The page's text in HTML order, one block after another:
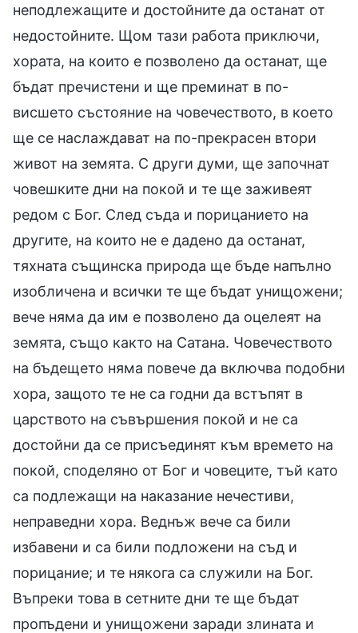
неподлежащите и достойните да останат от
недостойните. Щом тази работа приключи,
хората, на които е позволено да останат, ще
бъдат пречистени и ще преминат в по-
висшето състояние на човечеството, в което
ще се наслаждават на по-прекрасен втори
живот на земята. С други думи, ще започнат
човешките дни на покой и те ще заживеят
редом с Бог. След съда и порицанието на
другите, на които не е дадено да останат,
тяхната същинска природа ще бъде напълно
изобличена и всички те ще бъдат унищожени;
вече няма да им е позволено да оцелеят на
земята, също както на Сатана. Човечеството
на бъдещето няма повече да включва подобни
хора, защото те не са годни да встъпят в
царството на съвършения покой и не са
достойни да се присъединят към времето на
покой, споделяно от Бог и човеците, тъй като
са подлежащи на наказание нечестиви,
неправедни хора. Веднъж вече са били
избавени и са били подложени на съд и
порицание; и те някога са служили на Бог.
Въпреки това в сетните дни те ще бъдат
пропъдени и унищожени заради злината и